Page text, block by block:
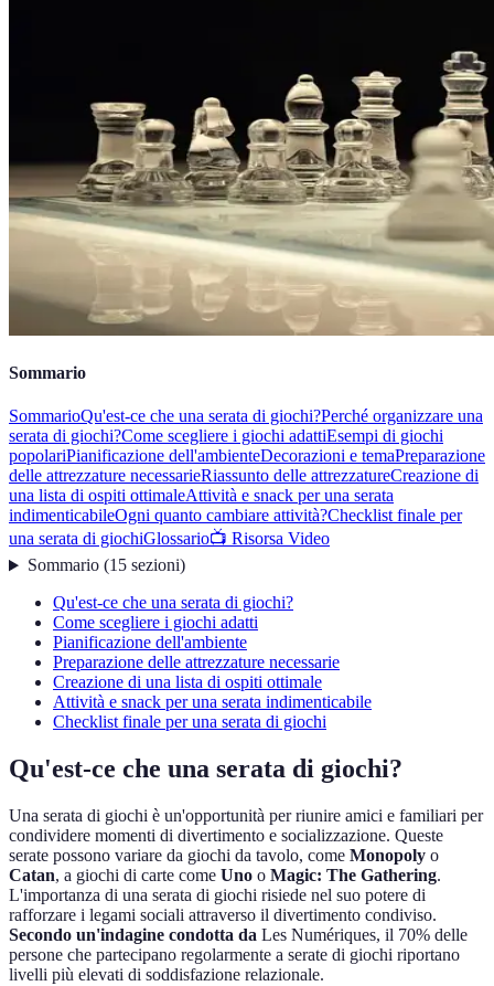
Sommario
SommarioQu'est-ce che una serata di giochi?Perché organizzare una
serata di giochi?Come scegliere i giochi adattiEsempi di giochi
popolariPianificazione dell'ambienteDecorazioni e temaPreparazione
delle attrezzature necessarieRiassunto delle attrezzatureCreazione di
una lista di ospiti ottimaleAttività e snack per una serata
indimenticabileOgni quanto cambiare attività?Checklist finale per
una serata di giochiGlossario📺 Risorsa Video
Sommario(15 sezioni)
Qu'est-ce che una serata di giochi?
Come scegliere i giochi adatti
Pianificazione dell'ambiente
Preparazione delle attrezzature necessarie
Creazione di una lista di ospiti ottimale
Attività e snack per una serata indimenticabile
Checklist finale per una serata di giochi
Qu'est-ce che una serata di giochi?
Una serata di giochi è un'opportunità per riunire amici e familiari per
condividere momenti di divertimento e socializzazione. Queste
serate possono variare da giochi da tavolo, come Monopoly o
Catan, a giochi di carte come Uno o Magic: The Gathering.
L'importanza di una serata di giochi risiede nel suo potere di
rafforzare i legami sociali attraverso il divertimento condiviso.
Secondo un'indagine condotta da Les Numériques, il 70% delle
persone che partecipano regolarmente a serate di giochi riportano
livelli più elevati di soddisfazione relazionale.